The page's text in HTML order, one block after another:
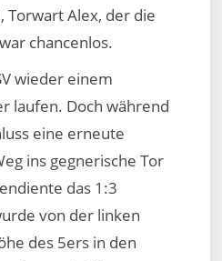
Torwart Alex, der die
chancenlos.
wieder einem
laufen. Doch während
eine erneute
ins gegnerische Tor
das 1:3
von der linken
des 5ers in den